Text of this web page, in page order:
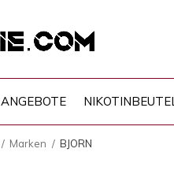
ANGEBOTE NIKOTINBEUTEL
Marken BJORN